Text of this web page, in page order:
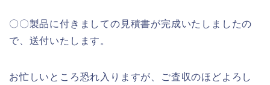
〇〇製品に付きましての見積書が完成いたしましたの
で、送付いたします。
お忙しいところ恐れ入りますが、ご査収のほどよろし